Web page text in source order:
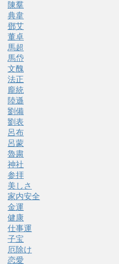
陳羣
典韋
鄧艾
董卓
馬超
馬岱
文醜
法正
龐統
陸遜
劉備
劉表
呂布
呂蒙
魯粛
神社
参拝
美しさ
家内安全
金運
健康
仕事運
子宝
厄除け
恋愛